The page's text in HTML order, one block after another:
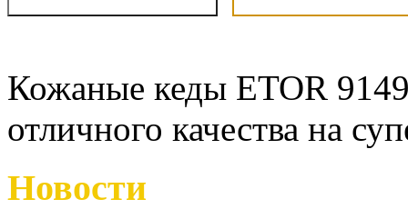
Кожаные кеды ETOR
отличного качества на
Новости